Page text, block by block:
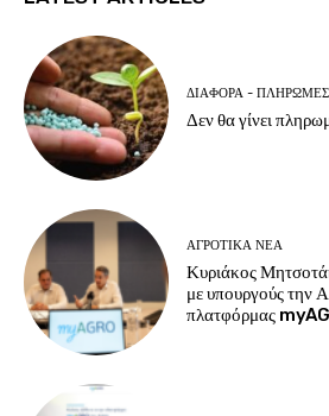
ΔΙΆΦΟΡΑ - ΠΛΗΡΩΜΈΣ
Δεν θα γίνει
ΑΓΡΟΤΙΚΆ ΝΈΑ
Κυριάκος
με υπουργούς την
πλατφόρμας